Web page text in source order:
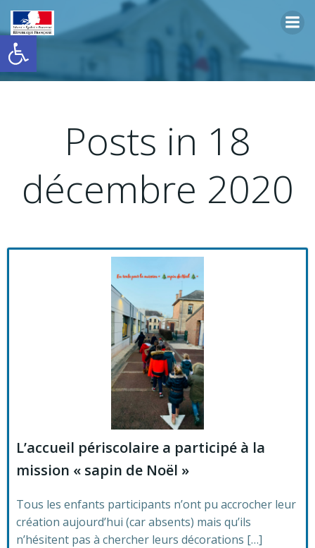
Ouvrir la barre d’outils
contenu
Posts in 18
décembre 2020
L’accueil périscolaire a participé à la
mission « sapin de Noël »
Tous les enfants participants n’ont pu accrocher leur
création aujourd’hui (car absents) mais qu’ils
n’hésitent pas à chercher leurs décorations […]